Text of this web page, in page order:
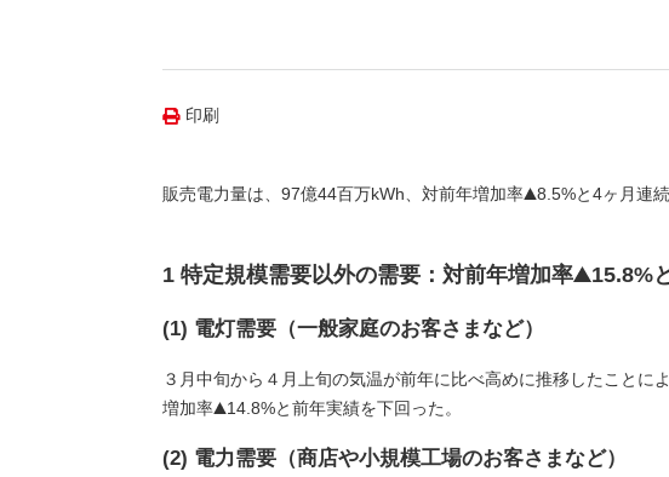
印刷
販売電力量は、97億44百万kWh、対前年増加率 8.5%と4ヶ月連
1 特定規模需要以外の需要：対前年増加率 15.8%
(1) 電灯需要（一般家庭のお客さまなど）
３月中旬から４月上旬の気温が前年に比べ高めに推移したこと
増加率
14.8%と前年実績を下回った。
(2) 電力需要（商店や小規模工場のお客さまなど）